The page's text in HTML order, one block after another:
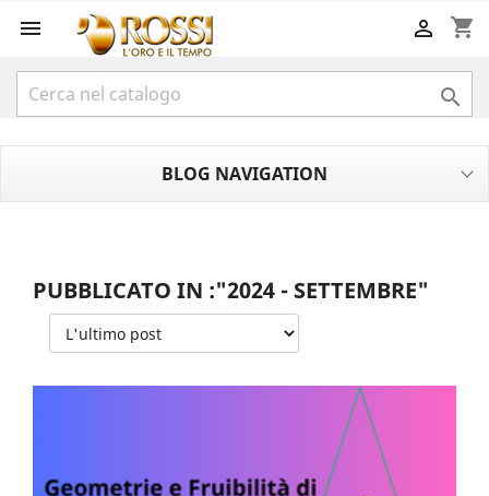
 shopping_cart


BLOG NAVIGATION
PUBBLICATO IN :"2024 - SETTEMBRE"